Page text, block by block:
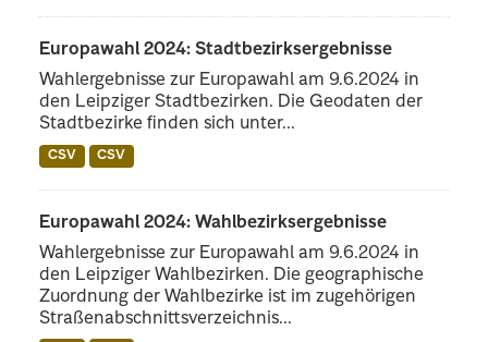
Europawahl 2024: Stadtbezirksergebnisse
Wahlergebnisse zur Europawahl am 9.6.2024 in
den Leipziger Stadtbezirken. Die Geodaten der
Stadtbezirke finden sich unter...
CSV CSV
Europawahl 2024: Wahlbezirksergebnisse
Wahlergebnisse zur Europawahl am 9.6.2024 in
den Leipziger Wahlbezirken. Die geographische
Zuordnung der Wahlbezirke ist im zugehörigen
Straßenabschnittsverzeichnis...